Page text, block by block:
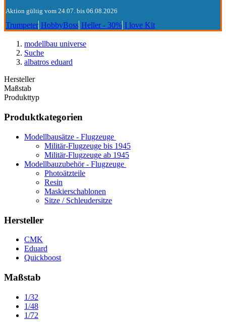
Aktion gültig vom 24.07. bis 06.08.2026
Trumpeter HobbyBoss Heller - 30% I love Kit
modellbau universe
Suche
albatros eduard
Hersteller
Maßstab
Produkttyp
Produktkategorien
Modellbausätze - Flugzeuge
Militär-Flugzeuge bis 1945
Militär-Flugzeuge ab 1945
Modellbauzubehör - Flugzeuge
Photoätzteile
Resin
Maskierschablonen
Sitze / Schleudersitze
Hersteller
CMK
Eduard
Quickboost
Maßstab
1/32
1/48
1/72